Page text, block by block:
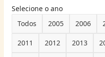
Selecione o ano
Todos
2005 2006
2011 2012 2013